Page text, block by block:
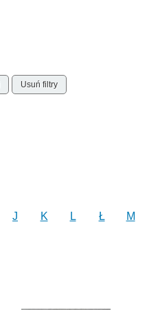
Usuń filtry
J K L Ł M